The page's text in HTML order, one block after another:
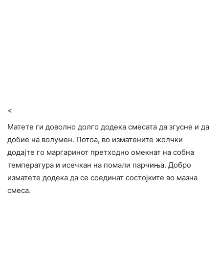
<
Матете ги доволно долго додека смесата да згусне и да
добие на волумен. Потоа, во изматените жолчки
додајте го маргаринот претходно омекнат на собна
температура и исечкан на помали парчиња. Добро
изматете додека да се соединат состојките во мазна
смеса.